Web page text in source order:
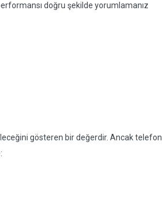
doğru şekilde yorumlamanız
gösteren bir değerdir. Ancak telefon